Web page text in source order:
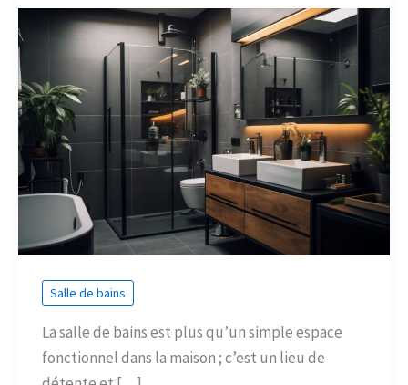
Salle de bains
La salle de bains est plus qu’un simple espace
fonctionnel dans la maison ; c’est un lieu de